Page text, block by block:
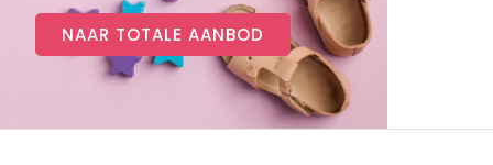
NAAR TOTALE AANBOD